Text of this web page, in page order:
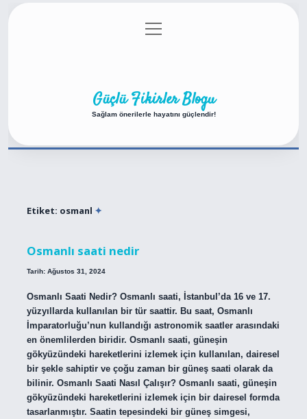
Gizlilik Politikası
menüyü
aç
Güçlü Fikirler Blogu
Sağlam önerilerle hayatını güçlendir!
Etiket: osmanl
Osmanlı saati nedir
Tarih: Ağustos 31, 2024
Osmanlı Saati Nedir? Osmanlı saati, İstanbul’da 16 ve 17.
yüzyıllarda kullanılan bir tür saattir. Bu saat, Osmanlı
İmparatorluğu’nun kullandığı astronomik saatler arasındaki
en önemlilerden biridir. Osmanlı saati, güneşin
gökyüzündeki hareketlerini izlemek için kullanılan, dairesel
bir şekle sahiptir ve çoğu zaman bir güneş saati olarak da
bilinir. Osmanlı Saati Nasıl Çalışır? Osmanlı saati, güneşin
gökyüzündeki hareketlerini izlemek için bir dairesel formda
tasarlanmıştır. Saatin tepesindeki bir güneş simgesi,